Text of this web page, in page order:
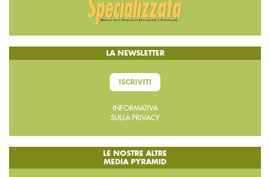
LA NEWSLETTER
ISCRIVITI
INFORMATIVA
SULLA PRIVACY
LE NOSTRE ALTRE
MEDIA PYRAMID